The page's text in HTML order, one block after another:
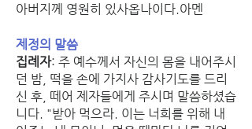
아버지께 영원히 있사옵나이다.아멘
제정의 말씀
집례자: 주 예수께서 자신의 몸을 내어주시
던 밤, 떡을 손에 가지사 감사기도를 드리
신 후, 떼어 제자들에게 주시며 말씀하셨습
니다. "받아 먹으라. 이는 너희를 위해 내